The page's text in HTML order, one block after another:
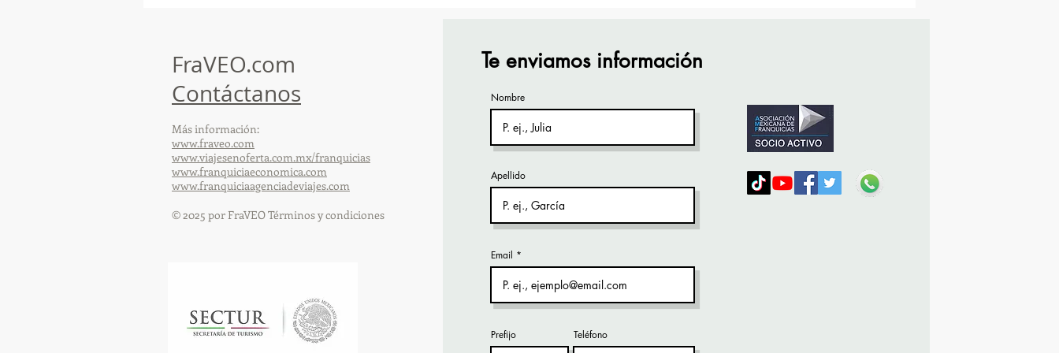
FraVEO.com
Contáctanos
Más información:
www.fraveo.com
www.viajesenoferta.com.mx/franquicias
www.franquiciaeconomica.com
www.franquiciaagenciadeviajes.com
© 2025 por FraVEO Términos y condiciones
Te enviamos información
Nombre
Apellido
Email
Prefijo Teléfono